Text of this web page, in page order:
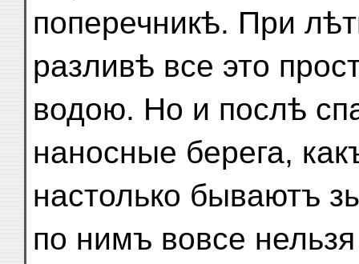
поперечникѣ. При
разливѣ все это
водою. Но и послѣ
наносные берега,
настолько бываютъ
по нимъ вовсе